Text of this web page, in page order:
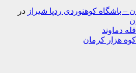
ردپا شیراز در